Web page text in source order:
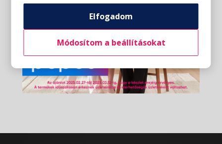
Elfogadom
Módosítom a beállításokat